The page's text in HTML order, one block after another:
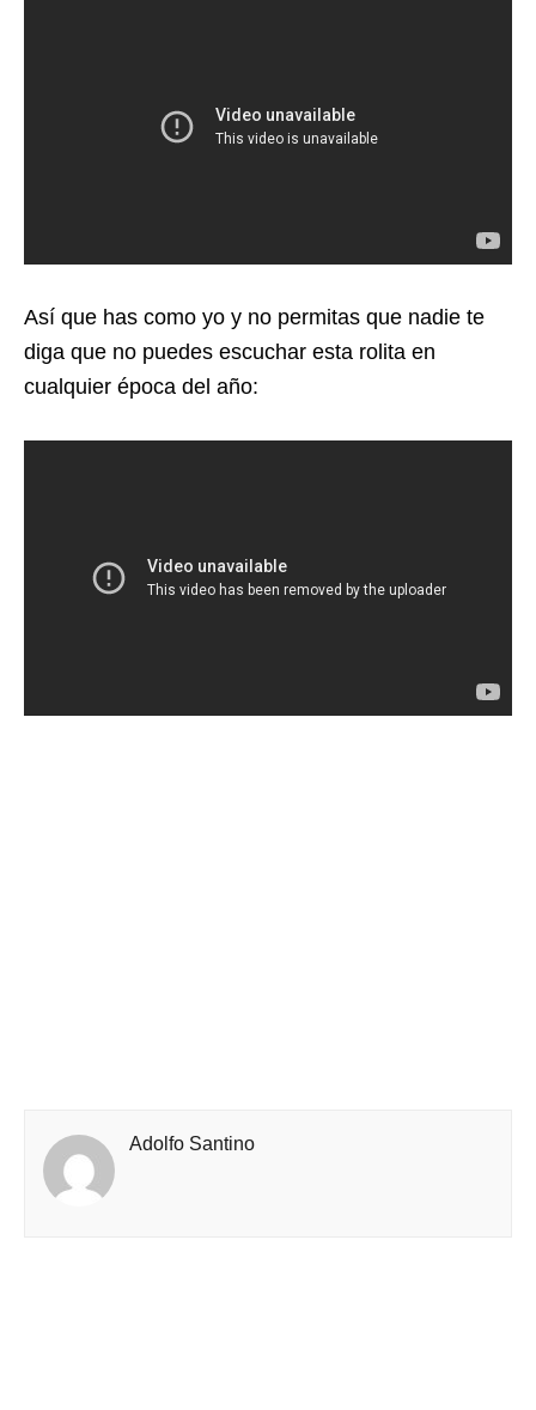
Así que has como yo y no permitas que nadie te
diga que no puedes escuchar esta rolita en
cualquier época del año:
Adolfo Santino